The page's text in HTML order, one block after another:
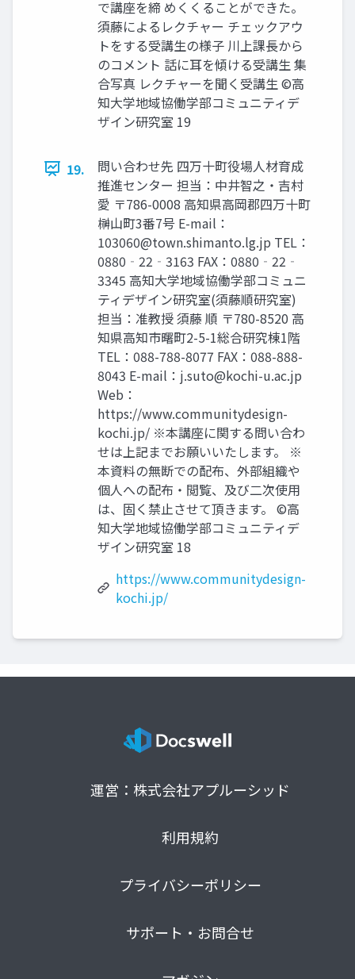
で講座を締 めくくることができた。
須藤によるレクチャー チェックアウ
トをする受講生の様子 川上課長から
のコメント 話に耳を傾ける受講生 集
合写真 レクチャーを聞く受講生 ©高
知大学地域協働学部コミュニティデ
ザイン研究室 19
19.
問い合わせ先 四万十町役場人材育成
推進センター 担当：中井智之・吉村
愛 〒786-0008 高知県高岡郡四万十町
榊山町3番7号 E-mail：
103060@town.shimanto.lg.jp TEL：
0880‐22‐3163 FAX：0880‐22‐
3345 高知大学地域協働学部コミュニ
ティデザイン研究室(須藤順研究室)
担当：准教授 須藤 順 〒780-8520 高
知県高知市曙町2-5-1総合研究棟1階
TEL：088-788-8077 FAX：088-888-
8043 E-mail： j.suto@kochi-u.ac.jp
Web：
https://www.communitydesign-
kochi.jp/ ※本講座に関する問い合わ
せは上記までお願いいたします。 ※
本資料の無断での配布、外部組織や
個人への配布・閲覧、及び二次使用
は、固く禁止させて頂きます。 ©高
知大学地域協働学部コミュニティデ
ザイン研究室 18
https://www.communitydesign-
kochi.jp/
運営：株式会社アプルーシッド
利用規約
プライバシーポリシー
サポート・お問合せ